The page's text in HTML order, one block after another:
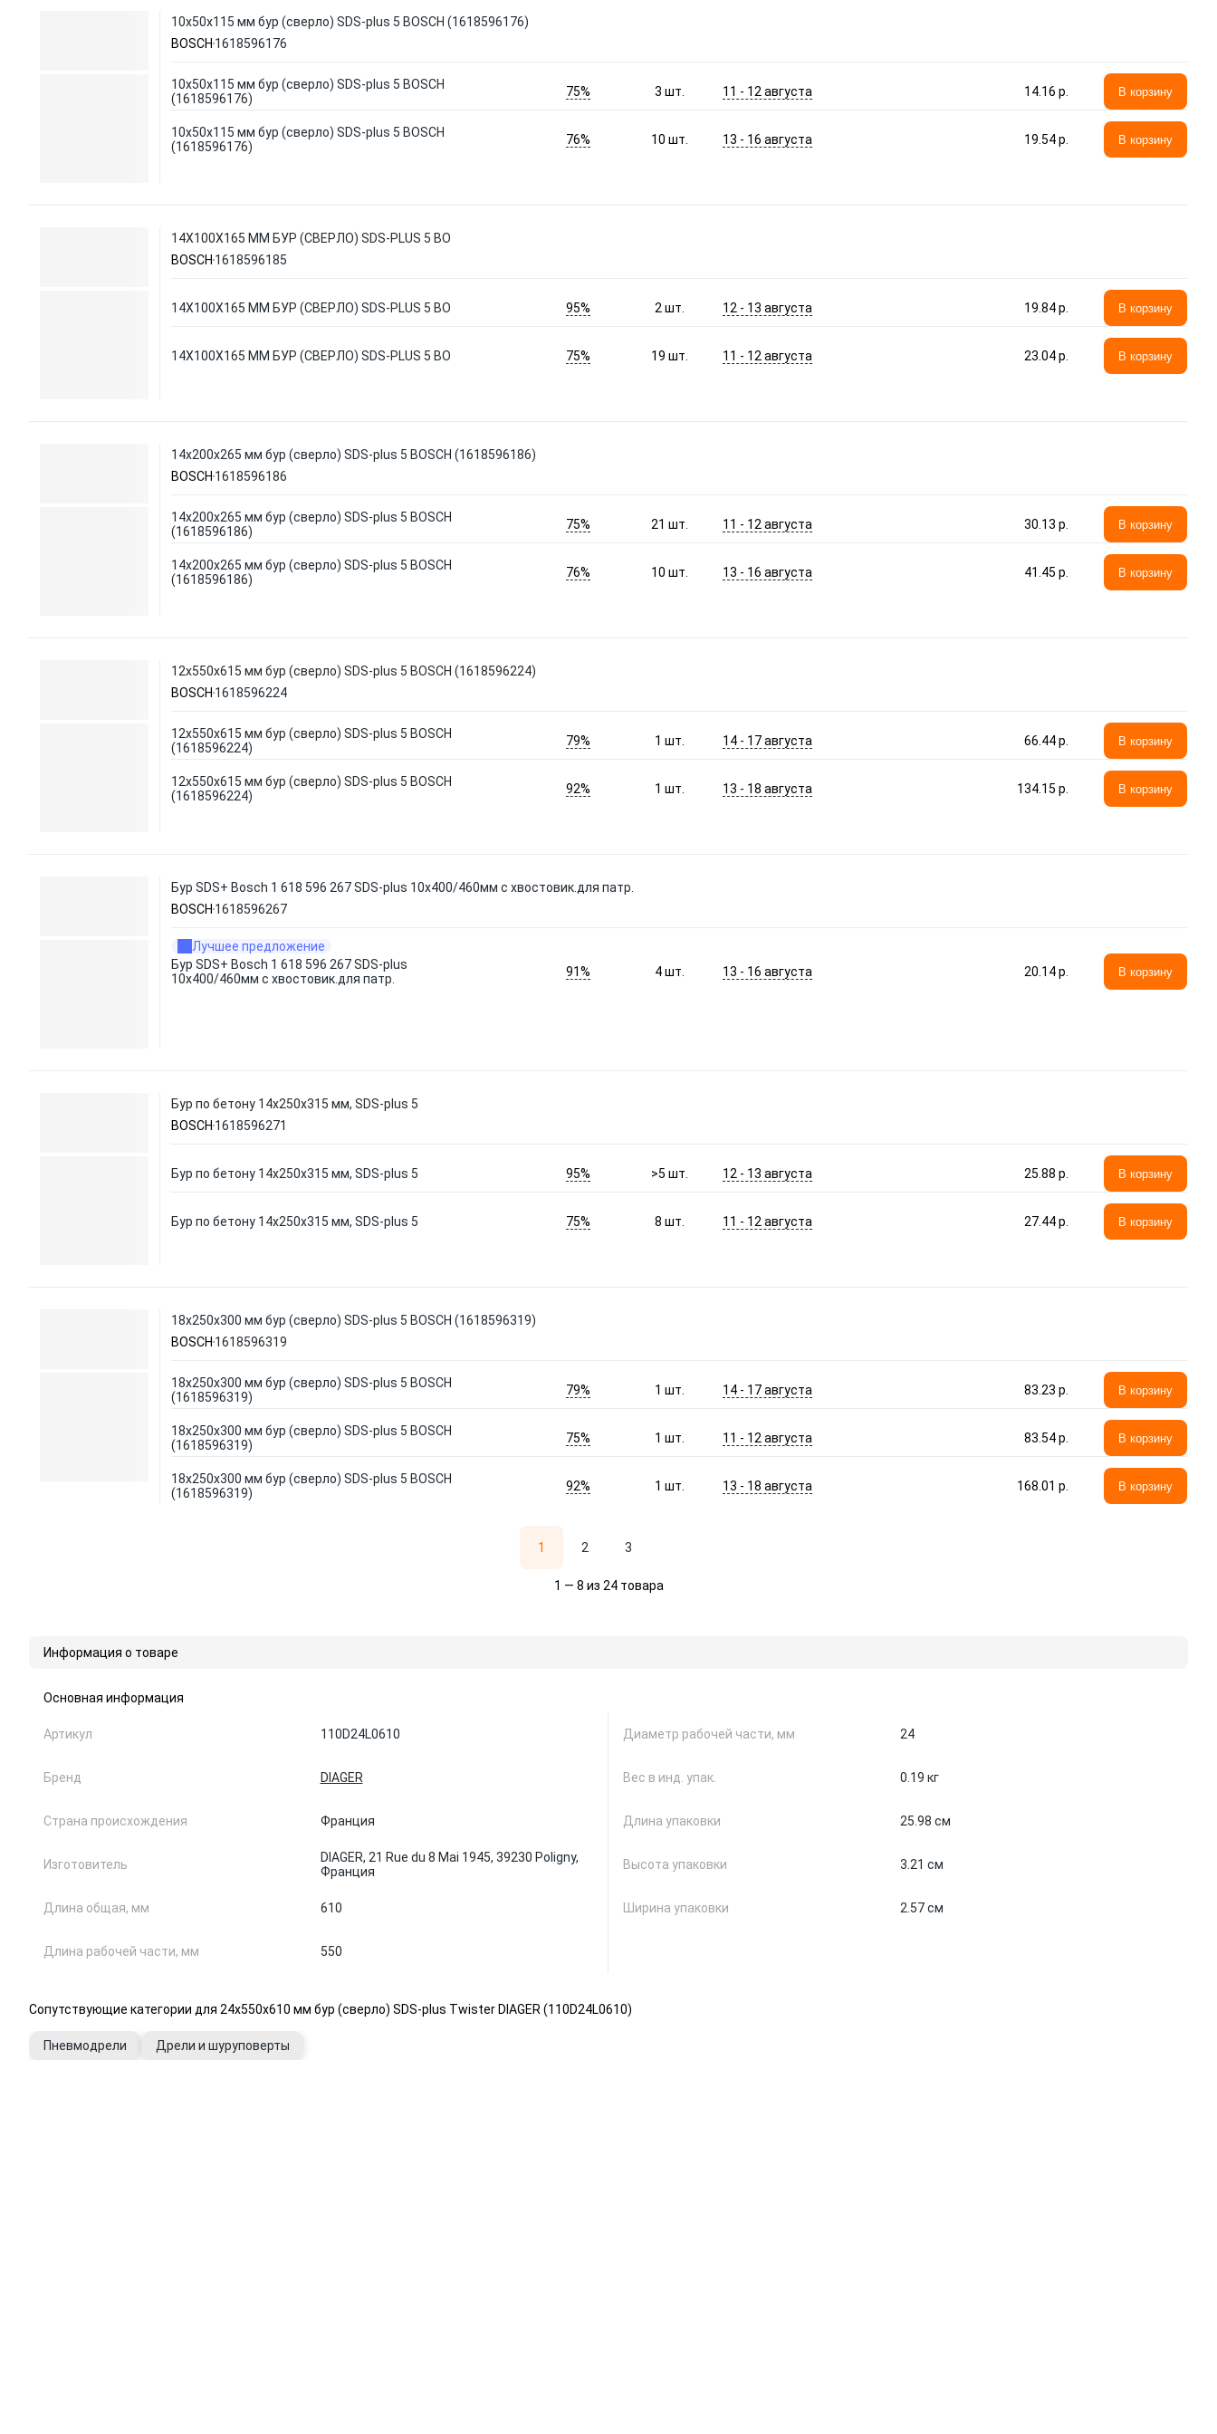
10х50х115 мм бур (сверло) SDS-plus 5 BOSCH (1618596176)
BOSCH 1618596176
10х50х115 мм бур (сверло) SDS-plus 5 BOSCH
(1618596176)
75% 3шт. 11 - 12 августа 14.16 p. В корзину
10х50х115 мм бур (сверло) SDS-plus 5 BOSCH
(1618596176)
76% 10шт. 13 - 16 августа 19.54 p. В корзину
14Х100Х165 ММ БУР (СВЕРЛО) SDS-PLUS 5 BO
BOSCH 1618596185
14Х100Х165 ММ БУР (СВЕРЛО) SDS-PLUS 5 BO 95% 2шт. 12 - 13 августа 19.84 p. В корзину
14Х100Х165 ММ БУР (СВЕРЛО) SDS-PLUS 5 BO 75% 19шт. 11 - 12 августа 23.04 p. В корзину
14х200х265 мм бур (сверло) SDS-plus 5 BOSCH (1618596186)
BOSCH 1618596186
14х200х265 мм бур (сверло) SDS-plus 5 BOSCH
(1618596186)
75% 21шт. 11 - 12 августа 30.13 p. В корзину
14х200х265 мм бур (сверло) SDS-plus 5 BOSCH
(1618596186)
76% 10шт. 13 - 16 августа 41.45 p. В корзину
12х550х615 мм бур (сверло) SDS-plus 5 BOSCH (1618596224)
BOSCH 1618596224
12х550х615 мм бур (сверло) SDS-plus 5 BOSCH
(1618596224)
79% 1шт. 14 - 17 августа 66.44 p. В корзину
12х550х615 мм бур (сверло) SDS-plus 5 BOSCH
(1618596224)
92% 1шт. 13 - 18 августа 134.15 p. В корзину
Бур SDS+ Bosch 1 618 596 267 SDS-plus 10x400/460мм с хвостовик.для патр.
BOSCH 1618596267
Лучшее предложение
Бур SDS+ Bosch 1 618 596 267 SDS-plus
10x400/460мм с хвостовик.для патр.
91% 4шт. 13 - 16 августа 20.14 p. В корзину
Бур по бетону 14х250х315 мм, SDS-plus 5
BOSCH 1618596271
Бур по бетону 14х250х315 мм, SDS-plus 5 95% >5шт. 12 - 13 августа 25.88 p. В корзину
Бур по бетону 14х250х315 мм, SDS-plus 5 75% 8шт. 11 - 12 августа 27.44 p. В корзину
18х250х300 мм бур (сверло) SDS-plus 5 BOSCH (1618596319)
BOSCH 1618596319
18х250х300 мм бур (сверло) SDS-plus 5 BOSCH
(1618596319)
79% 1шт. 14 - 17 августа 83.23 p. В корзину
18х250х300 мм бур (сверло) SDS-plus 5 BOSCH
(1618596319)
75% 1шт. 11 - 12 августа 83.54 p. В корзину
18х250х300 мм бур (сверло) SDS-plus 5 BOSCH
(1618596319)
92% 1шт. 13 - 18 августа 168.01 p. В корзину
1 2 3
1 — 8 из 24 товара
Информация о товаре
Основная информация
Артикул 110D24L0610
Бренд DIAGER
Страна происхождения Франция
Изготовитель
DIAGER, 21 Rue du 8 Mai 1945, 39230 Poligny,
Франция
Длина общая, мм 610
Длина рабочей части, мм 550
Диаметр рабочей части, мм 24
Вес в инд. упак. 0.19 кг
Длина упаковки 25.98 см
Высота упаковки 3.21 см
Ширина упаковки 2.57 см
Сопутствующие категории для 24х550х610 мм бур (сверло) SDS-plus Twister DIAGER (110D24L0610)
Пневмодрели Дрели и шуруповерты